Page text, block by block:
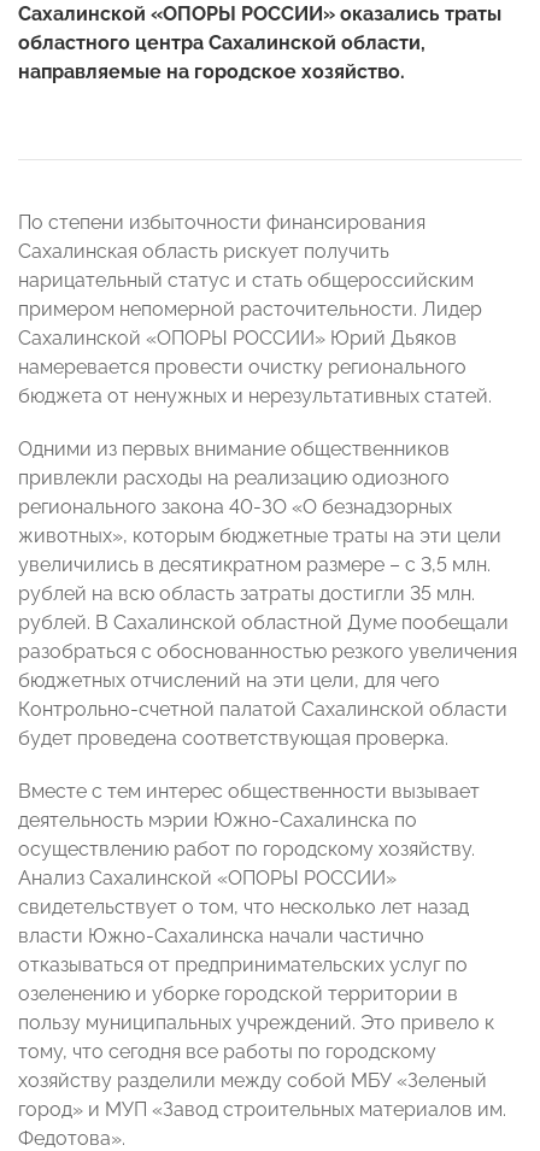
Сахалинской «ОПОРЫ РОССИИ» оказались траты
областного центра Сахалинской области,
направляемые на городское хозяйство.
По степени избыточности финансирования
Сахалинская область рискует получить
нарицательный статус и стать общероссийским
примером непомерной расточительности. Лидер
Сахалинской «ОПОРЫ РОССИИ» Юрий Дьяков
намеревается провести очистку регионального
бюджета от ненужных и нерезультативных статей.
Одними из первых внимание общественников
привлекли расходы на реализацию одиозного
регионального закона 40-ЗО «О безнадзорных
животных», которым бюджетные траты на эти цели
увеличились в десятикратном размере – с 3,5 млн.
рублей на всю область затраты достигли 35 млн.
рублей. В Сахалинской областной Думе пообещали
разобраться с обоснованностью резкого увеличения
бюджетных отчислений на эти цели, для чего
Контрольно-счетной палатой Сахалинской области
будет проведена соответствующая проверка.
Вместе с тем интерес общественности вызывает
деятельность мэрии Южно-Сахалинска по
осуществлению работ по городскому хозяйству.
Анализ Сахалинской «ОПОРЫ РОССИИ»
свидетельствует о том, что несколько лет назад
власти Южно-Сахалинска начали частично
отказываться от предпринимательских услуг по
озеленению и уборке городской территории в
пользу муниципальных учреждений. Это привело к
тому, что сегодня все работы по городскому
хозяйству разделили между собой МБУ «Зеленый
город» и МУП «Завод строительных материалов им.
Федотова».